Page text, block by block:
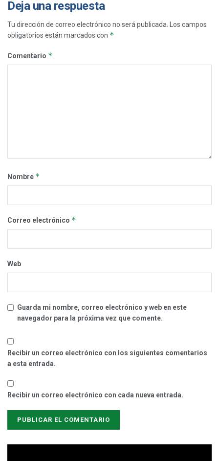
Deja una respuesta
Tu dirección de correo electrónico no será publicada.
Los campos
obligatorios están marcados con *
Comentario *
Nombre *
Correo electrónico *
Web
Guarda mi nombre, correo electrónico y web en este
navegador para la próxima vez que comente.
Recibir un correo electrónico con los siguientes comentarios
a esta entrada.
Recibir un correo electrónico con cada nueva entrada.